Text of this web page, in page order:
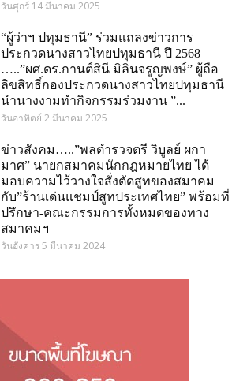
วันศุกร์ 14 มีนาคม 2025
“ผู้ว่าฯ ปทุมธานี” ร่วมแถลงข่าวการ
ประกวดนางสาวไทยปทุมธานี ปี 2568
…..”ผศ.ดร.กานต์สินี มิลินจรูญพงษ์” ผู้ถือ
ลิขสิทธิ์กองประกวดนางสาวไทยปทุมธานี
นำนางงามทำกิจกรรมร่วมงาน ”...
วันอาทิตย์ 2 มีนาคม 2025
ข่าวสังคม…..”พลตำรวจตรี วิบูลย์ ผกา
มาศ” นายกสมาคมนักกฎหมายไทย ได้
มอบความไว้วางใจสั่งตัดสูทของสมาคม
กับ”ร้านเด่นแชมป์สูทประเทศไทย” พร้อมที่
ปรึกษา-คณะกรรมการทั้งหมดของทาง
สมาคมฯ
วันอังคาร 5 มีนาคม 2024